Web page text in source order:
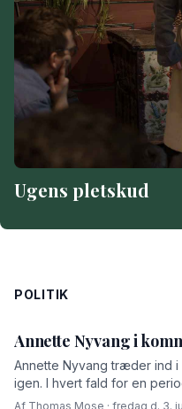
Ugens pletskud
POLITIK
Annette Nyvang i
Annette Nyvang træder ind i
igen. I hvert fald for en
Af Thomas Mose · fredag d. 3.